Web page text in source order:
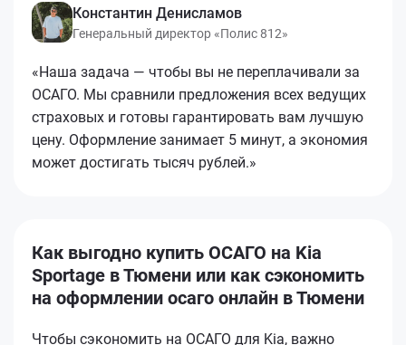
Константин Денисламов
Генеральный директор «Полис 812»
«Наша задача — чтобы вы не переплачивали за
ОСАГО. Мы сравнили предложения всех ведущих
страховых и готовы гарантировать вам лучшую
цену. Оформление занимает 5 минут, а экономия
может достигать тысяч рублей.»
Как выгодно купить ОСАГО на Kia
Sportage в Тюмени или как сэкономить
на оформлении осаго онлайн в Тюмени
Чтобы сэкономить на ОСАГО для Kia, важно